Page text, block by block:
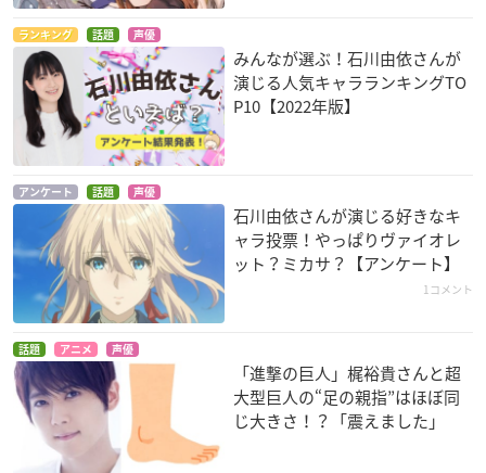
ミカサ・アッカーマ
ン
ランキング 話題 声優
みんなが選ぶ！石川由依さんが
演じる人気キャラランキングTO
P10【2022年版】
アンケート 話題 声優
石川由依さんが演じる好きなキ
ャラ投票！やっぱりヴァイオレ
ット？ミカサ？【アンケート】
1コメント
話題 アニメ 声優
「進撃の巨人」梶裕貴さんと超
大型巨人の“足の親指”はほぼ同
じ大きさ！？「震えました」